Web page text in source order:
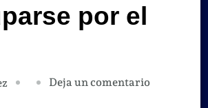
por el
Deja un comentarioen